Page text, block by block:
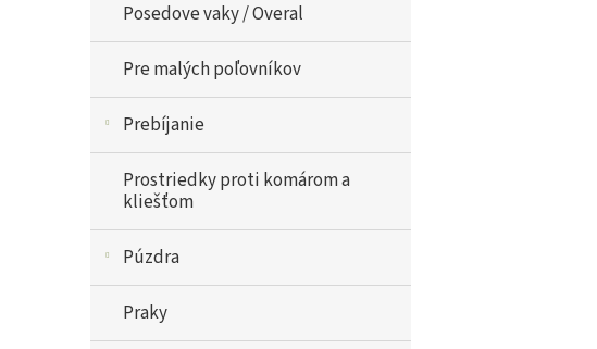
Posedove vaky / Overal
Pre malých poľovníkov
Prebíjanie
Prostriedky proti komárom a
kliešťom
Púzdra
Praky